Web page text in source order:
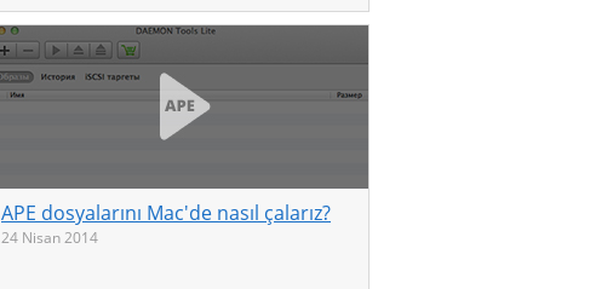
APE dosyalarını Mac'de nasıl çalarız?
24 Nisan 2014